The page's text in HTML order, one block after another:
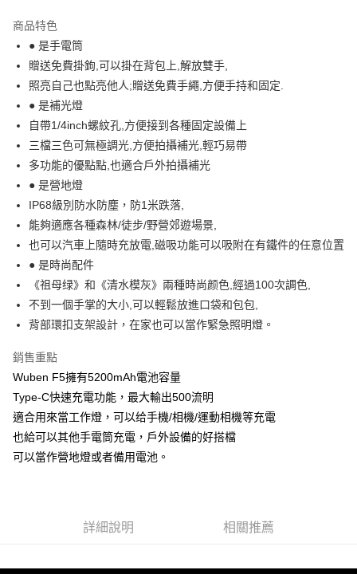
合作金庫商業銀行
華南商業銀行
上海商業儲蓄銀行
台北富邦商業銀行
國泰世華商業銀行
兆豐國際商業銀行
臺灣中小企業銀行
匯豐（台灣）商業銀行
華泰商業銀行
聯邦商業銀行
遠東國際商業銀行
元大商業銀行
永豐商業銀行
玉山商業銀行
星展（台灣）商業銀行
台新國際商業銀行
台灣樂天信用卡公司
超商取貨付款
Apple Pay
街口支付
悠遊付
【大哥付你分期使用說明】
1.本服務由台灣大哥大提供，台灣大哥大用戶可立即使用無須另外申請。
2.付款方式選擇「大哥付你分期」，訂單成立後會自動跳轉到大哥付的交易
流程，驗證手機門號後，選擇欲分期的期數、繳款截止日，確認付款後即完
成交易。
3.實際核准額度、可分期數及費用金額請依後續交易確認頁面所載為準。
4.訂單成立30分鐘內，如未前往確認交易或遇審核未通過，訂單將自動取
法說明評估內容。
【繳款方式說明】
醒簡訊。
2.透過簡訊連結打開帳單後，可選擇「超商條碼／台灣大直營門市／銀行轉
帳／街口支付／iPASS MONEY」等通路繳費。
【注意事項】
1.本服務係由「台灣大哥大股份有限公司」（以下簡稱本公司）所提供，讓
用戶於交易時，得透過本服務購買商品或服務，並由商店將買賣／分期付款
買賣價金債權讓與本公司後，依約使用本公司帳單繳交帳款。
2.基於同意付款使用「大哥付你分期」之契約關係目的，商店將以您的個人
AFTEE先享後付
相關說明
【關於「AFTEE先享後付」】
AFTEE先享後付是「在收到商品之後才付款」的支付方式。 讓您購物簡單
便利好安心！
１．簡單：不需註冊會員、不需綁卡、不需儲值。
２．便利：只要手機號碼，簡訊認證，即可結帳。
１．於結帳方式選擇「AFTEE先享後付」後，將跳轉至「AFTEE先享後付」
結帳頁面，進行簡訊認證並確認金額後，即可完成結帳。
３．收到繳費通知簡訊後14天內，點擊此簡訊中的連結，可透過四大超商／
ATM／網路銀行／等多元方式進行付款，方視為交易完成。
※ 請注意：結帳手續完成當下不需立刻繳費，但若您需要取消訂單，請聯絡
購買商品的店家。未經商家同意取消之訂單仍視為有效，需透過AFTEE先享
後付繳納相關費用。
貨到付款
運送方式
全家取貨付款
每筆NT$60，滿NT$1,200(含以上)免運費
付款後全家取貨
每筆NT$60，滿NT$1,200(含以上)免運費
7-11取貨付款
每筆NT$60，滿NT$1,200(含以上)免運費
商品特色
● 是手電筒
贈送免費掛鉤,可以掛在背包上,解放雙手,
照亮自己也點亮他人;贈送免費手繩,方便手持和固定.
● 是補光燈
自帶1/4inch螺紋孔,方便接到各種固定設備上
三檔三色可無極調光,方便拍攝補光,輕巧易帶
多功能的優點點,也適合戶外拍攝補光
● 是營地燈
IP68級別防水防塵，防1米跌落,
能夠適應各種森林/徒步/野營郊遊場景,
也可以汽車上隨時充放電,磁吸功能可以吸附在有鐵件的任意位置
● 是時尚配件
《祖母绿》和《清水模灰》兩種時尚颜色,經過100次調色,
不到一個手掌的大小,可以輕鬆放進口袋和包包,
背部環扣支架設計，在家也可以當作緊急照明燈。
銷售重點
Wuben F5擁有5200mAh電池容量
Type-C快速充電功能，最大輸出500流明
適合用來當工作燈，可以给手機/相機/運動相機等充電
也給可以其他手電筒充電，戶外設備的好搭檔
可以當作營地燈或者備用電池。
詳細說明 相關推薦